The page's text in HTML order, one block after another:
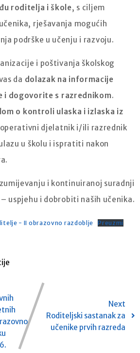
roditelja i škole, s ciljem
rješavanja mogućih
podrške u učenju i razvoju.
i poštivanja školskog
da dolazak na informacije
i dogovorite s razrednikom.
o kontroli ulaska i izlaska iz
djelatnik i/ili razrednik
u školu i ispratiti nakon
i kontinuiranoj suradnji
uspjehu i dobrobiti naših učenika.
- II obrazovno razdoblje Preuzmi
Next
Roditeljski sastanak za
učenike prvih razreda